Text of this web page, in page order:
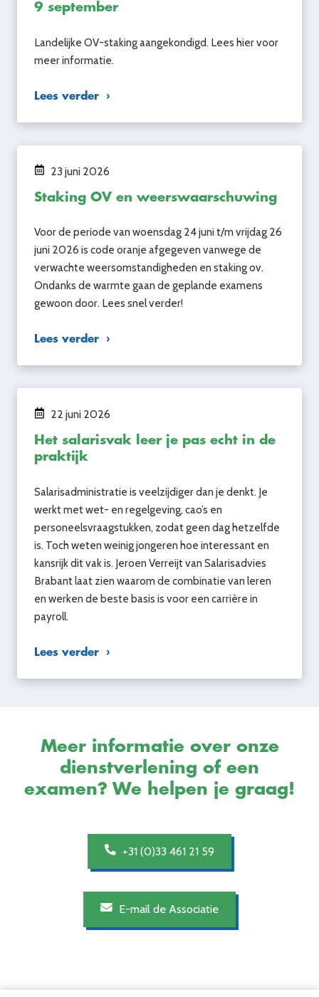
9 september
Landelijke OV-staking aangekondigd. Lees hier voor
meer informatie.
Lees verder
23 juni 2026
Staking OV en weerswaarschuwing
Voor de periode van woensdag 24 juni t/m vrijdag 26
juni 2026 is code oranje afgegeven vanwege de
verwachte weersomstandigheden en staking ov.
Ondanks de warmte gaan de geplande examens
gewoon door. Lees snel verder!
Lees verder
22 juni 2026
Het salarisvak leer je pas echt in de
praktijk
Salarisadministratie is veelzijdiger dan je denkt. Je
werkt met wet- en regelgeving, cao’s en
personeelsvraagstukken, zodat geen dag hetzelfde
is. Toch weten weinig jongeren hoe interessant en
kansrijk dit vak is. Jeroen Verreijt van Salarisadvies
Brabant laat zien waarom de combinatie van leren
en werken de beste basis is voor een carrière in
payroll.
Lees verder
Meer informatie over onze
dienstverlening of een
examen? We helpen je graag!
+31 (0)33 461 21 59
E-mail de Associatie